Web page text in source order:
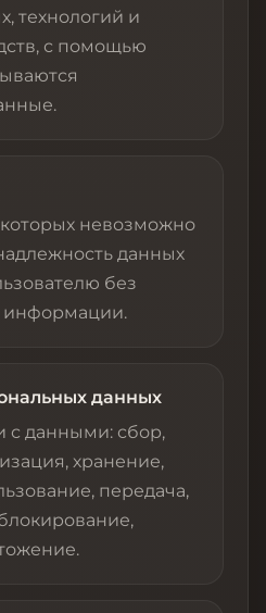
технологий и
с помощью
невозможно
данных
без
информации.
данных
данными: сбор,
хранение,
передача,